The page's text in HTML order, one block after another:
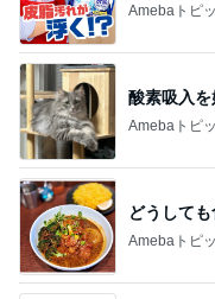
Amebaトピ
酸素吸入
Amebaトピ
どうして
Amebaトピ